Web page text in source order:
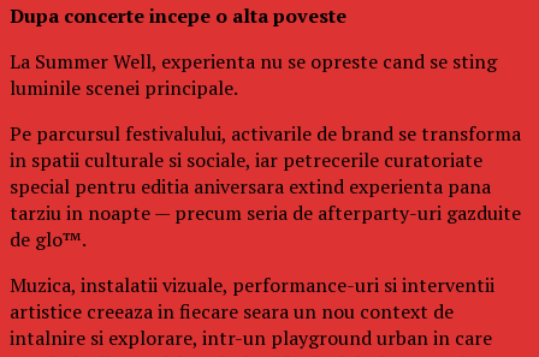
Dupa concerte incepe o alta poveste
La Summer Well, experienta nu se opreste cand se sting
luminile scenei principale.
Pe parcursul festivalului, activarile de brand se transforma
in spatii culturale si sociale, iar petrecerile curatoriate
special pentru editia aniversara extind experienta pana
tarziu in noapte — precum seria de afterparty-uri gazduite
de glo™.
Muzica, instalatii vizuale, performance-uri si interventii
artistice creeaza in fiecare seara un nou context de
intalnire si explorare, intr-un playground urban in care